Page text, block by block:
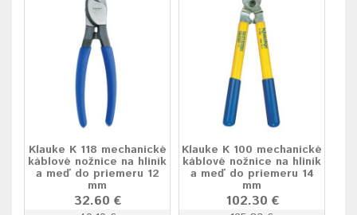
Klauke K 118 mechanické
káblové nožnice na hliník
a meď do priemeru 12
mm
32.60 €
Klauke K 100 mechanické
káblové nožnice na hliník
a meď do priemeru 14
mm
102.30 €